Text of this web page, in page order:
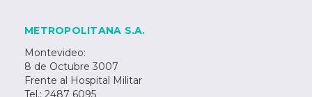
METROPOLITANA S.A.
Montevideo:
8 de Octubre 3007
Frente al Hospital Militar
Tel.: 2487 6095